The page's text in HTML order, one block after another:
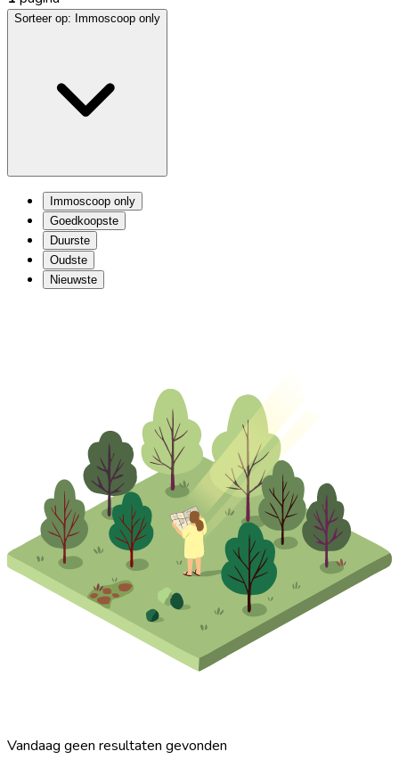
Sorteer op: Immoscoop only
Immoscoop only
Goedkoopste
Duurste
Oudste
Nieuwste
Vandaag geen resultaten gevonden